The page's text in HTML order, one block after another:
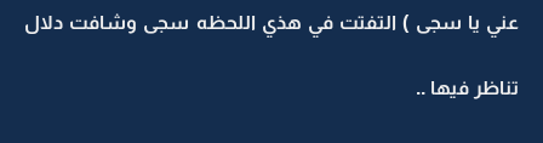
عني يا سجى ) التفتت في هذي اللحظه سجى وشافت دلال
تناظر فيها ..